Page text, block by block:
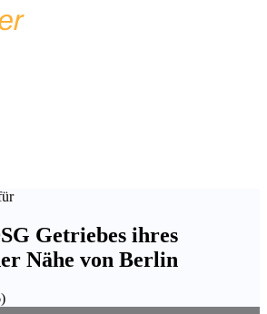
Getriebes ihres
Nähe von Berlin
)